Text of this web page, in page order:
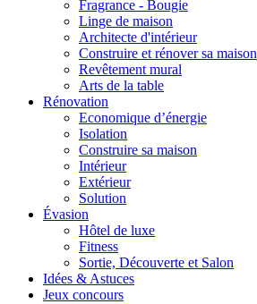
Fragrance - Bougie
Linge de maison
Architecte d'intérieur
Construire et rénover sa maison
Revêtement mural
Arts de la table
Rénovation
Economique d’énergie
Isolation
Construire sa maison
Intérieur
Extérieur
Solution
Évasion
Hôtel de luxe
Fitness
Sortie, Découverte et Salon
Idées & Astuces
Jeux concours